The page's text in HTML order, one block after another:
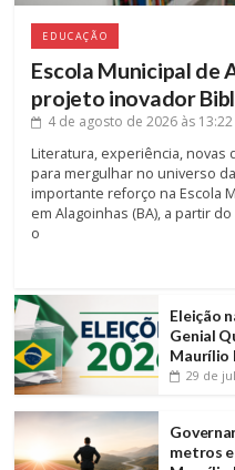
EDUCAÇÃO
Escola Municipal de
projeto inovador
4 de agosto de 2026 às 13:22
Literatura, experiência, novas
para mergulhar no universo
importante reforço na Escola
em Alagoinhas (BA), a partir
o
Eleição
Genial
Maurílio
29 de
metros